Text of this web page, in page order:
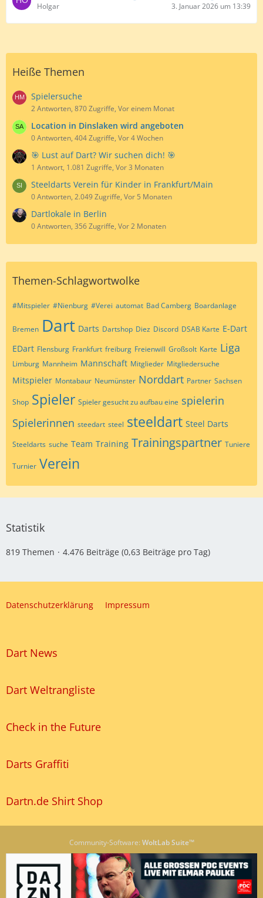
Holgar 3. Januar 2026 um 13:39
Heiße Themen
Spielersuche
2 Antworten, 870 Zugriffe, Vor einem Monat
Location in Dinslaken wird angeboten
0 Antworten, 404 Zugriffe, Vor 4 Wochen
🎯 Lust auf Dart? Wir suchen dich! 🎯
1 Antwort, 1.081 Zugriffe, Vor 3 Monaten
Steeldarts Verein für Kinder in Frankfurt/Main
0 Antworten, 2.049 Zugriffe, Vor 5 Monaten
Dartlokale in Berlin
0 Antworten, 356 Zugriffe, Vor 2 Monaten
Themen-Schlagwortwolke
#Mitspieler #Nienburg #Verei automat Bad Camberg Boardanlage
Bremen Dart Darts Dartshop Diez Discord DSAB Karte E-Dart
EDart Flensburg Frankfurt freiburg Freienwill Großsolt Karte Liga
Limburg Mannheim Mannschaft Mitglieder Mitgliedersuche
Mitspieler Montabaur Neumünster Norddart Partner Sachsen
Shop Spieler Spieler gesucht zu aufbau eine spielerin
Spielerinnen steedart steel steeldart Steel Darts
Steeldarts suche Team Training Trainingspartner Tuniere
Turnier Verein
Statistik
819 Themen 4.476 Beiträge (0,63 Beiträge pro Tag)
Datenschutzerklärung Impressum
Dart News
Dart Weltrangliste
Check in the Future
Darts Graffiti
Dartn.de Shirt Shop
Community-Software: WoltLab Suite™